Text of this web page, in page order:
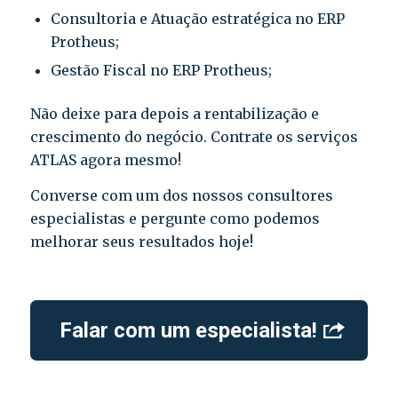
Consultoria e Atuação estratégica no ERP
Protheus;
Gestão Fiscal no ERP Protheus;
Não deixe para depois a rentabilização e
crescimento do negócio. Contrate os serviços
ATLAS agora mesmo!
Converse com um dos nossos consultores
especialistas e pergunte como podemos
melhorar seus resultados hoje!
Falar com um especialista!